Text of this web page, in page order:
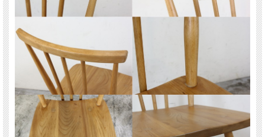
不良品の場合、商品到着後3日以内にメールで詳細をご連絡ください。
ヴィンテージ品の為、小傷等、不良品とみなさない物もございます。
それ以降も商品に不具合が出た場合、到着から半年以内は無料で修理を承ります。
その際、梱包代・往復送料はご負担頂きます。予めご了承下さい。
詳しくはコチラよりご確認下さい。